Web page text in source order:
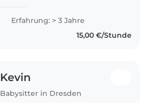
Ausbildung zur Erzieherin. Ich
habe durch bisherige
Ausbildung und verschiedenen
Erfahrung: > 3 Jahre
15,00 €/Stunde
Kevin
Babysitter in Dresden